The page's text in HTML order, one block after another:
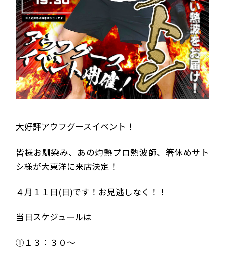
大好評アウフグースイベント！
皆様お馴染み、あの灼熱プロ熱波師、箸休めサト
シ様が大東洋に来店決定！
４月１１日(日)です！お見逃しなく！！
当日スケジュールは
①１３：３０～